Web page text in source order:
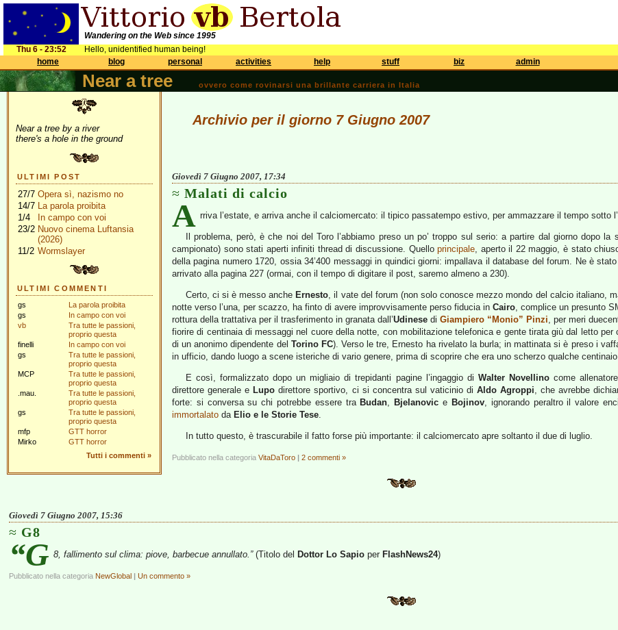
Wandering on the Web since 1995
Thu 6 - 23:52
Hello, unidentified human being!
home
blog personal activities help stuff biz admin
Near a tree ovvero come rovinarsi una brillante carriera in Italia
Near a tree by a river
there's a hole in the ground
ULTIMI POST
27/7 Opera sì, nazismo no
14/7 La parola proibita
1/4
In campo con voi
23/2 Nuovo cinema Luftansia
(2026)
11/2 Wormslayer
ULTIMI COMMENTI
gs
La parola proibita
gs
In campo con voi
vb
Tra tutte le passioni,
proprio questa
finelli
In campo con voi
gs
Tra tutte le passioni,
proprio questa
MCP
Tra tutte le passioni,
proprio questa
.mau.
Tra tutte le passioni,
proprio questa
gs
Tra tutte le passioni,
proprio questa
mfp
GTT horror
Mirko
GTT horror
Tutti i commenti »
Archivio per il giorno 7 Giugno 2007
Giovedì 7 Giugno 2007, 17:34
Malati di calcio
A rriva l’estate, e arriva anche il calciomercato: il tipico passatempo estivo, per ammazzare il tempo sotto
Il problema, però, è che noi del Toro l’abbiamo preso un po’ troppo sul serio: a partire dal giorno dopo
campionato) sono stati aperti infiniti thread di discussione. Quelloprincipale, aperto il 22 maggio, è stato
della pagina numero 1720, ossia 34’400 messaggi in quindici giorni: impallava il database del forum. Ne è
arrivato alla pagina 227 (ormai, con il tempo di digitare il post, saremo almeno a 230).
Certo, ci si è messo anche Ernesto, il vate del forum (non solo conosce mezzo mondo del calcio italiano,
notte verso l’una, per scazzo, ha finto di avere improvvisamente perso fiducia in Cairo, complice un presunto
rottura della trattativa per il trasferimento in granata dall’Udinese di Giampiero “Monio” Pinzi, per meri
fiorire di centinaia di messaggi nel cuore della notte, con mobilitazione telefonica e gente tirata giù dal letto per
di un anonimo dipendente del Torino FC). Verso le tre, Ernesto ha rivelato la burla; in mattinata si è preso i
in ufficio, dando luogo a scene isteriche di vario genere, prima di scoprire che era uno scherzo qualche
E così, formalizzato dopo un migliaio di trepidanti pagine l’ingaggio di Walter Novellino come
direttore generale e Lupo direttore sportivo, ci si concentra sul vaticinio di Aldo Agroppi, che avrebbe
forte: si conversa su chi potrebbe essere tra Budan, Bjelanovic e Bojinov, ignorando peraltro il valore
immortalato da Elio e le Storie Tese.
In tutto questo, è trascurabile il fatto forse più importante: il calciomercato apre soltanto il due di luglio.
Pubblicato nella categoria VitaDaToro | 2 commenti »
Giovedì 7 Giugno 2007, 15:36
G8
“G 8, fallimento sul clima: piove, barbecue annullato.”(Titolo del Dottor Lo Sapio per FlashNews24)
Pubblicato nella categoria NewGlobal | Un commento »